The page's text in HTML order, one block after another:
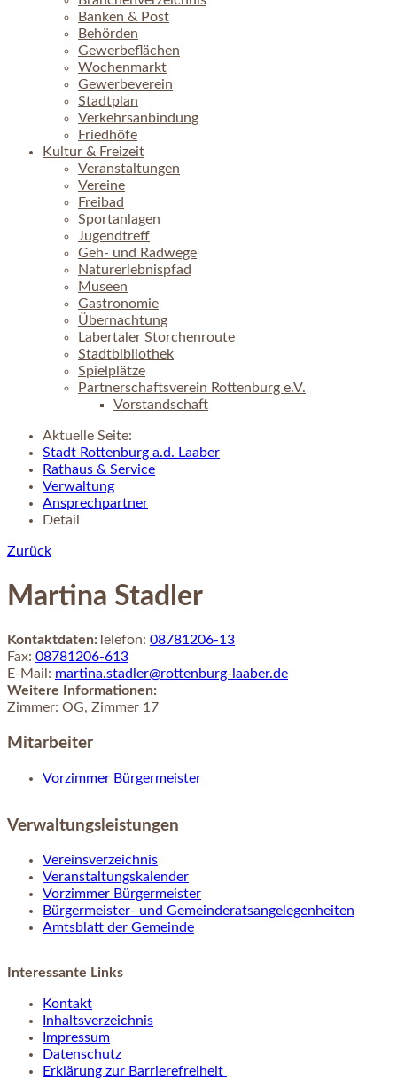
Banken & Post
Behörden
Gewerbeflächen
Wochenmarkt
Gewerbeverein
Stadtplan
Verkehrsanbindung
Friedhöfe
Kultur & Freizeit
Veranstaltungen
Vereine
Freibad
Sportanlagen
Jugendtreff
Geh- und Radwege
Naturerlebnispfad
Museen
Gastronomie
Übernachtung
Labertaler Storchenroute
Stadtbibliothek
Spielplätze
Partnerschaftsverein Rottenburg e.V.
Vorstandschaft
Aktuelle Seite:
Stadt Rottenburg a.d. Laaber
Rathaus & Service
Verwaltung
Ansprechpartner
Detail
Zurück
Martina Stadler
Kontaktdaten:Telefon: 08781206-13
Fax: 08781206-613
E-Mail: martina.stadler@rottenburg-laaber.de
Weitere Informationen:
Zimmer: OG, Zimmer 17
Mitarbeiter
Vorzimmer Bürgermeister
Verwaltungsleistungen
Vereinsverzeichnis
Veranstaltungskalender
Vorzimmer Bürgermeister
Bürgermeister- und Gemeinderatsangelegenheiten
Amtsblatt der Gemeinde
Interessante Links
Kontakt
Inhaltsverzeichnis
Impressum
Datenschutz
Erklärung zur Barrierefreiheit